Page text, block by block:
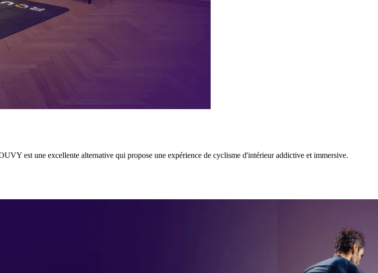
est une excellente alternative qui propose une expérience de cyclisme d'intérieur addictive et immersive.